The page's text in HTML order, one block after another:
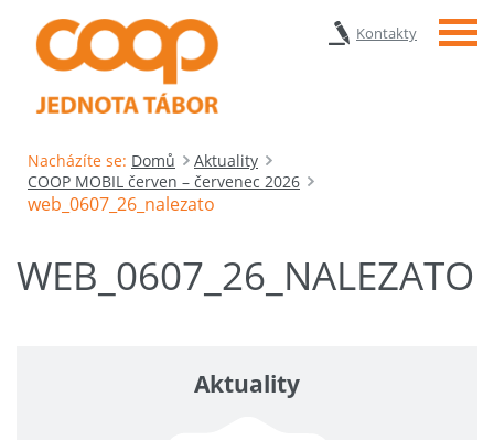
Kontakty Menu
Nacházíte se: Domů
Aktuality
COOP MOBIL červen – červenec 2026
web_0607_26_nalezato
WEB_0607_26_NALEZATO
Aktuality